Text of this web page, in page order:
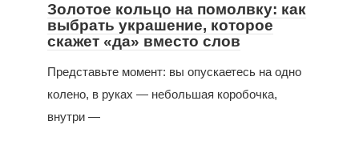
Золотое кольцо на помолвку: как
выбрать украшение, которое
скажет «да» вместо слов
Представьте момент: вы опускаетесь на одно
колено, в руках — небольшая коробочка,
внутри —